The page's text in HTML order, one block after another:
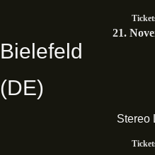
21.
Bielefeld
(DE)
Stereo